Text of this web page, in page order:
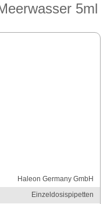
5ml
Haleon Germany GmbH
Einzeldosispipetten